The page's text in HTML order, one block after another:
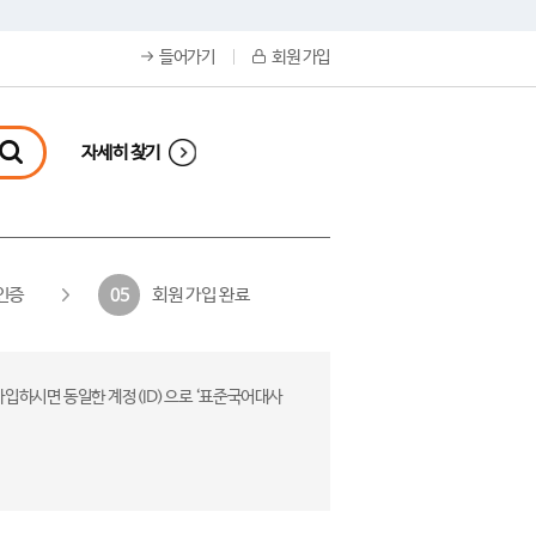
들어가기 회원 가입
자세히 찾기
증 05 회원 가입 완료
하시면 동일한 계정(ID)으로 ‘표준국어대사